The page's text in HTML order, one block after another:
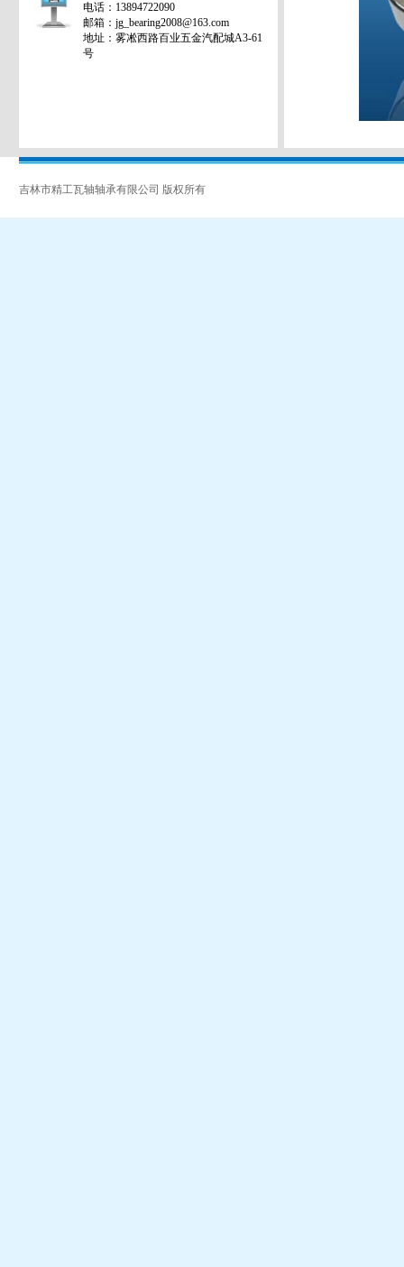
密封件
角接触球轴承
电话：13894722090
邮箱：jg_bearing2008@163.com
地址：雾凇西路百业五金汽配城A3-61
号
吉林市精工瓦轴轴承有限公司 版权所有